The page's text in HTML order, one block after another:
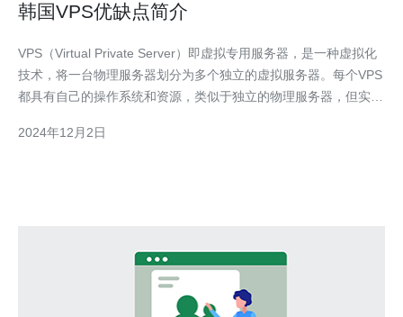
韩国VPS优缺点简介
VPS（Virtual Private Server）即虚拟专用服务器，是一种虚拟化
技术，将一台物理服务器划分为多个独立的虚拟服务器。每个VPS
都具有自己的操作系统和资源，类似于独立的物理服务器，但实际
的网络连接 韩国拥有先进的网络基础设施，提供稳定高速的网络
2024年12月2日